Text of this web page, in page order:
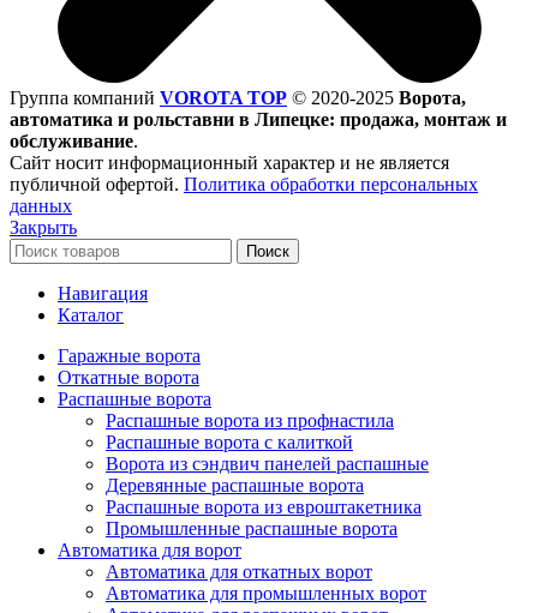
Группа компаний VOROTA TOP © 2020-2025 Ворота,
автоматика и рольставни в Липецке: продажа, монтаж и
обслуживание.
Сайт носит информационный характер и не является
публичной офертой. Политика обработки персональных
данных
Закрыть
Поиск
Навигация
Каталог
Гаражные ворота
Откатные ворота
Распашные ворота
Распашные ворота из профнастила
Распашные ворота с калиткой
Ворота из сэндвич панелей распашные
Деревянные распашные ворота
Распашные ворота из евроштакетника
Промышленные распашные ворота
Автоматика для ворот
Автоматика для откатных ворот
Автоматика для промышленных ворот